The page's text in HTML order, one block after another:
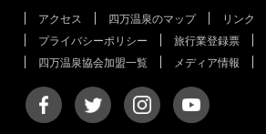
アクセス 四万温泉のマップ リンク
プライバシーポリシー
旅行業登録票
四万温泉協会加盟一覧
メディア情報